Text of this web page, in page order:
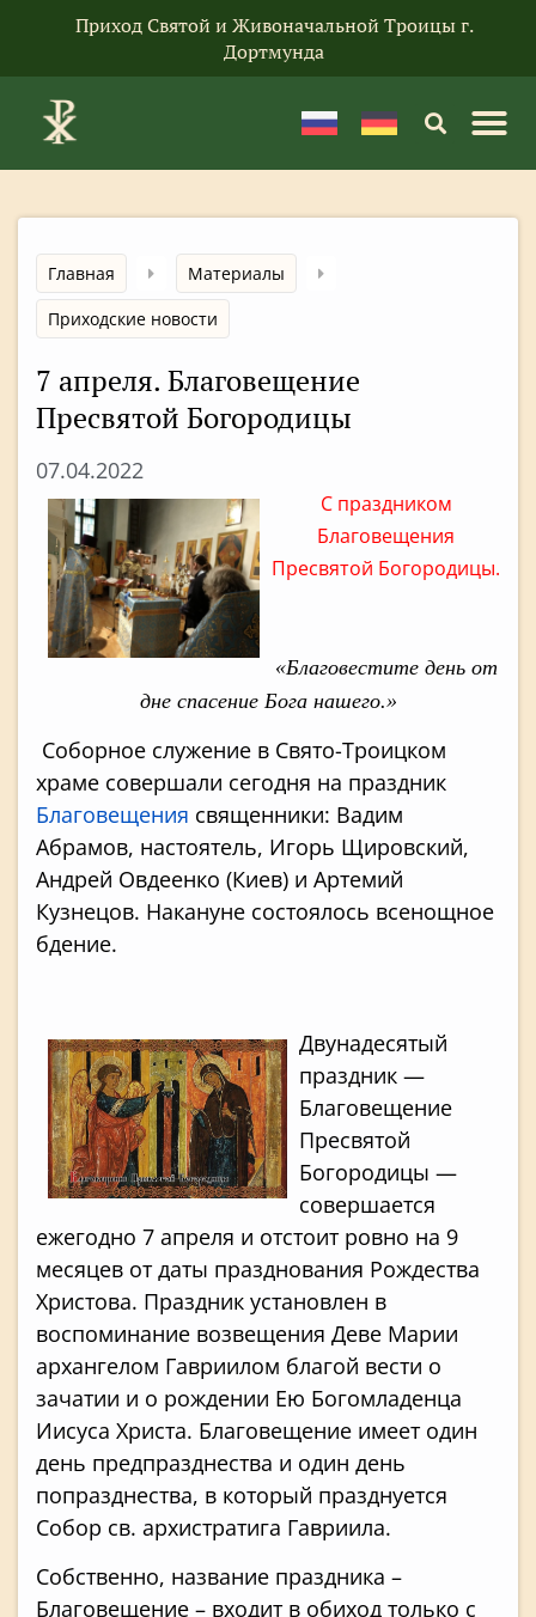
Приход Святой и Живоначальной Троицы г.
Дортмунда
Главная
Материалы
Приходские новости
7 апреля. Благовещение
Пресвятой Богородицы
07.04.2022
С праздником
Благовещения
Пресвятой Богородицы.
«Благовестите день от
дне спасение Бога нашего.»
Соборное служение в Cвято-Троицком
храме совершали сегодня на праздник
Благовещения священники: Вадим
Абрамов, настоятель, Игорь Щировский,
Андрей Овдеенко (Киев) и Артемий
Кузнецов. Накануне состоялось всенощное
бдение.
Двунадесятый
праздник —
Благовещение
Пресвятой
Богородицы —
совершается
ежегодно 7 апреля и отстоит ровно на 9
месяцев от даты празднования Рождества
Христова. Праздник установлен в
воспоминание возвещения Деве Марии
архангелом Гавриилом благой вести о
зачатии и о рождении Ею Богомладенца
Иисуса Христа. Благовещение имеет один
день предпразднества и один день
попразднества, в который празднуется
Собор св. архистратига Гавриила.
Собственно, название праздника –
Благовещение – входит в обиход только с